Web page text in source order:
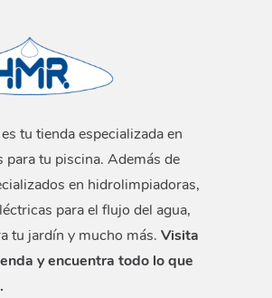
tu tienda especializada en
para tu piscina. Además de
en hidrolimpiadoras,
para el flujo del agua,
tu jardín y mucho más. Visita
y encuentra todo lo que